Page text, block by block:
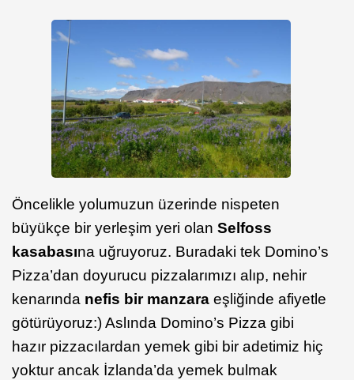
Öncelikle yolumuzun üzerinde nispeten
büyükçe bir yerleşim yeri olan Selfoss
kasabasına uğruyoruz. Buradaki tek Domino’s
Pizza’dan doyurucu pizzalarımızı alıp, nehir
kenarında nefis bir manzara eşliğinde afiyetle
götürüyoruz:) Aslında Domino’s Pizza gibi
hazır pizzacılardan yemek gibi bir adetimiz hiç
yoktur ancak İzlanda’da yemek bulmak